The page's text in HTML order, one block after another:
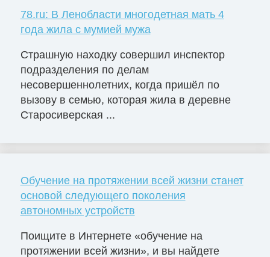
78.ru: В Ленобласти многодетная мать 4
года жила с мумией мужа
Страшную находку совершил инспектор
подразделения по делам
несовершеннолетних, когда пришёл по
вызову в семью, которая жила в деревне
Старосиверская ...
Обучение на протяжении всей жизни станет
основой следующего поколения
автономных устройств
Поищите в Интернете «обучение на
протяжении всей жизни», и вы найдете